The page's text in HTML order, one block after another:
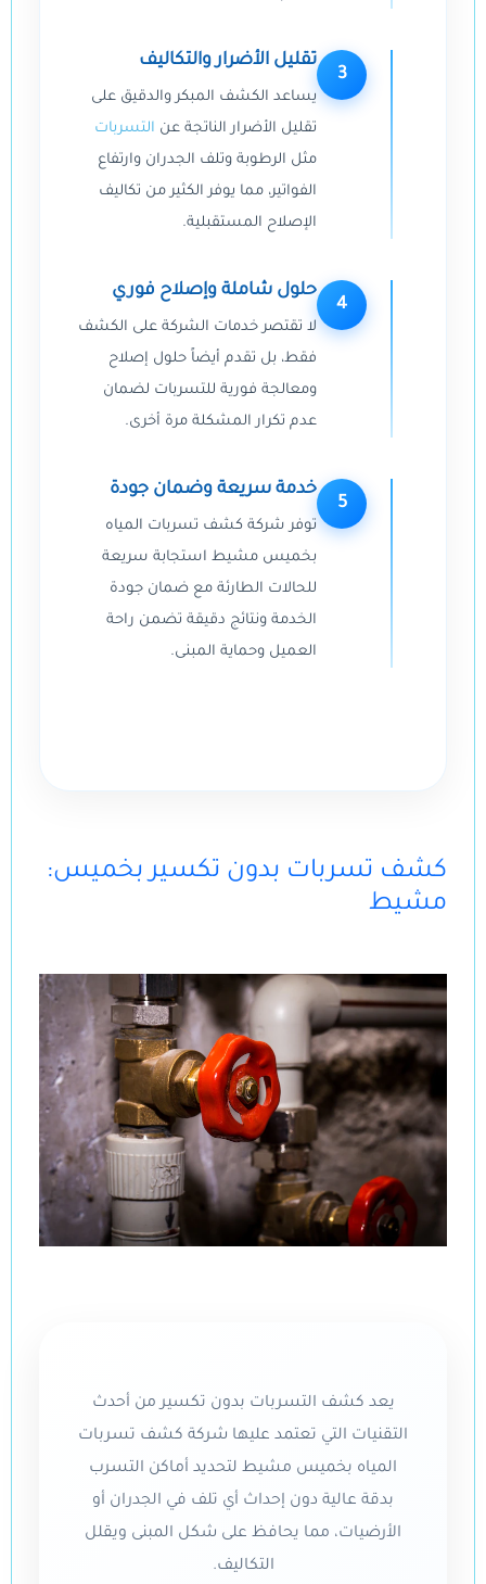
3
تقليل الأضرار والتكاليف
يساعد الكشف المبكر والدقيق على
تقليل الأضرار الناتجة عن التسربات
مثل الرطوبة وتلف الجدران وارتفاع
الفواتير، مما يوفر الكثير من تكاليف
الإصلاح المستقبلية.
4
حلول شاملة وإصلاح فوري
لا تقتصر خدمات الشركة على الكشف
فقط، بل تقدم أيضاً حلول إصلاح
ومعالجة فورية للتسربات لضمان
عدم تكرار المشكلة مرة أخرى.
5
خدمة سريعة وضمان جودة
توفر شركة كشف تسربات المياه
بخميس مشيط استجابة سريعة
للحالات الطارئة مع ضمان جودة
الخدمة ونتائج دقيقة تضمن راحة
العميل وحماية المبنى.
:كشف تسربات بدون تكسير بخميس
مشيط
يعد كشف التسربات بدون تكسير من أحدث
التقنيات التي تعتمد عليها شركة كشف تسربات
المياه بخميس مشيط لتحديد أماكن التسرب
بدقة عالية دون إحداث أي تلف في الجدران أو
الأرضيات، مما يحافظ على شكل المبنى ويقلل
التكاليف.